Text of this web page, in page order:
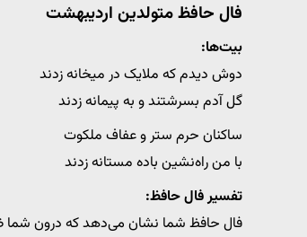
فال حافظ متولدین اردیبهشت
بیت‌ها:
دوش دیدم که ملایک در میخانه زدند
گل آدم بسرشتند و به پیمانه زدند
ساکنان حرم ستر و عفاف ملکوت
با من راه‌نشین باده مستانه زدند
تفسیر فال حافظ:
فال حافظ شما نشان می‌دهد که درون شما